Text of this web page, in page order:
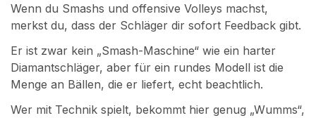
Wenn du Smashs und offensive Volleys machst,
merkst du, dass der Schläger dir sofort Feedback gibt.
Er ist zwar kein „Smash-Maschine“ wie ein harter
Diamantschläger, aber für ein rundes Modell ist die
Menge an Bällen, die er liefert, echt beachtlich.
Wer mit Technik spielt, bekommt hier genug „Wumms“,